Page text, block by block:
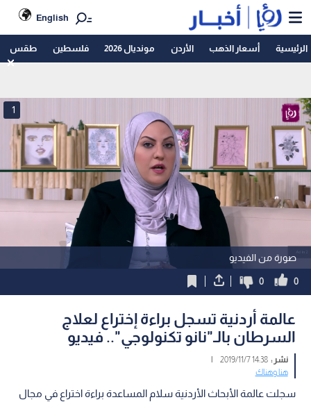
English
الرئيسية أسعار الذهب الأردن مونديال 2026 فلسطين طقس
صورة من الفيديو
1
0
0
عالمة أردنية تسجل براءة إختراع لعلاج
السرطان بالـ"نانو تكنولوجي".. فيديو
نشر :14:38 2019/11/7
|
هنا وهناك
سجلت عالمة الأبحاث الأردنية سلام المساعدة براءة اختراع في مجال